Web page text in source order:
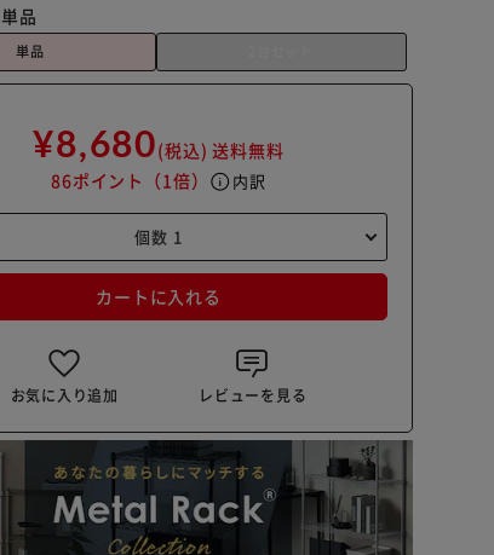
単品
単品
¥8,680(税込) 送料無料
86ポイント （1倍） info 内訳
カートに入れる
お気に入り追加 レビューを見る